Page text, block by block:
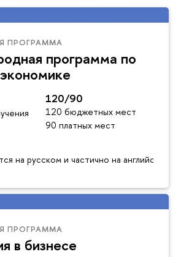
ПРОГРАММА
программа по
120/90
120 бюджетных мест
90 платных мест
на русском и частично на английском
ПРОГРАММА
в бизнесе